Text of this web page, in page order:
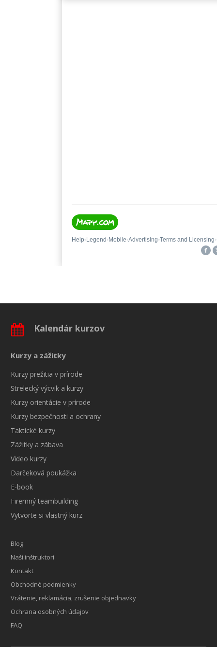
Kalendár kurzov
Kurzy a zážitky
Kurzy prežitia v prírode
Strelecký výcvik a kurzy
Kurzy orientácie v prírode
Kurzy bezpečnosti a ochrany
Taktické kurzy
Zážitky a zábava
Video kurzy
Darčeková poukážka
E-book
Firemný teambuilding
Vytvorte si vlastný kurz
Blog
Naši inštruktori
Kontakt
Obchodné podmienky
Vrátenie, reklamácia, zrušenie objednavky
Ochrana osobných údajov
FAQ